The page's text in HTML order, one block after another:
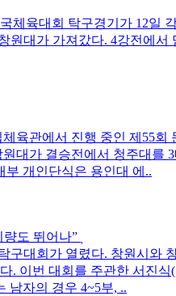
육대회 탁구경기가 12일
대가 가져갔다. 4강전에
관에서 진행 중인 제55회
대가 결승전에서 청주대를
부 개인단식은 용인대 에..
도 뛰어나”
대회가 열렸다. 창원시와
이번 대회를 주관한 서진
남자의 경우 4~5부, ..